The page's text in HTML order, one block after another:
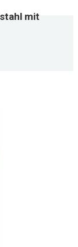
mit